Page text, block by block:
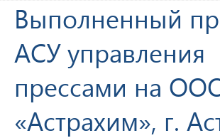
Выполненный
АСУ управления
прессами на
«Астрахим», г.